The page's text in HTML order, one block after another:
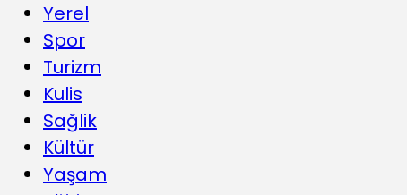
Yerel
Spor
Turizm
Kulis
Sağlik
Kültür
Yaşam